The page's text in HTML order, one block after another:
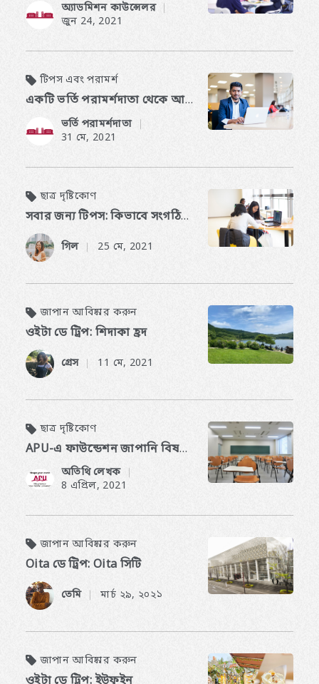
অ্যাডমিশন কাউন্সেলর
জুন 24, 2021
টিপস এবং পরামর্শ
একটি ভর্তি পরামর্শদাতা থেকে আবেদন টিপস: আপনার প্রবন্ধ Acing
ভর্তি পরামর্শদাতা
31 মে, 2021
ছাত্র দৃষ্টিকোণ
সবার জন্য টিপস: কিভাবে সংগঠিত থাকবেন
গিল 25 মে, 2021
জাপান আবিষ্কার করুন
ওইটা ডে ট্রিপ: শিদাকা হ্রদ
গ্রেস 11 মে, 2021
ছাত্র দৃষ্টিকোণ
APU-এ ফাউন্ডেশন জাপানি বিষয়ে আমার চিন্তা
অতিথি লেখক
8 এপ্রিল, 2021
জাপান আবিষ্কার করুন
Oita ডে ট্রিপ: Oita সিটি
তেমি ​ ​মার্চ ২৯, ২০২১
জাপান আবিষ্কার করুন
ওইটা ডে ট্রিপ: ইউফুইন